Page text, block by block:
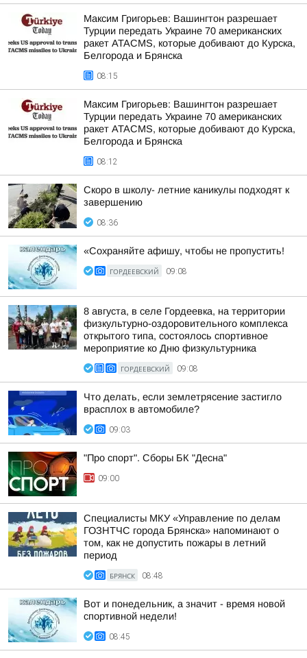
Максим Григорьев: Вашингтон разрешает
Турции передать Украине 70 американских
ракет ATACMS, которые добивают до Курска,
Белгорода и Брянска
08:15
Максим Григорьев: Вашингтон разрешает
Турции передать Украине 70 американских
ракет ATACMS, которые добивают до Курска,
Белгорода и Брянска
08:12
Скоро в школу- летние каникулы подходят к
завершению
08:36
«Сохраняйте афишу, чтобы не пропустить!
ГОРДЕЕВСКИЙ 09:08
8 августа, в селе Гордеевка, на территории
физкультурно-оздоровительного комплекса
открытого типа, состоялось спортивное
мероприятие ко Дню физкультурника
ГОРДЕЕВСКИЙ 09:08
Что делать, если землетрясение застигло
врасплох в автомобиле?
09:03
"Про спорт". Сборы БК "Десна"
09:00
Специалисты МКУ «Управление по делам
ГОЗНТЧС города Брянска» напоминают о
том, как не допустить пожары в летний
период
БРЯНСК 08:48
Вот и понедельник, а значит - время новой
спортивной недели!
08:45